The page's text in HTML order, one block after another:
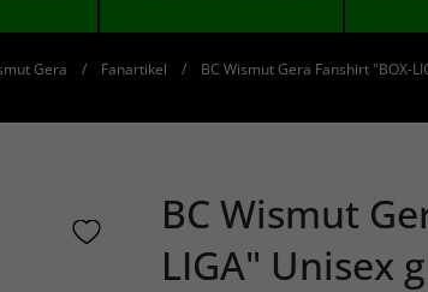
Gera Fanartikel BC Wismut Gera Fanshirt "BOX-
BC Wismut
LIGA" Unisex